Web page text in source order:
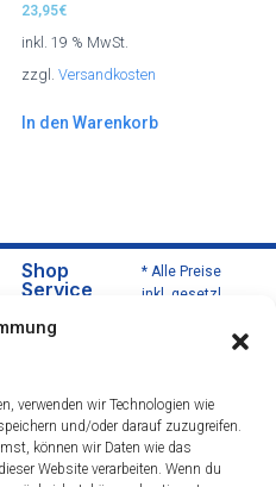
verwenden wir Technologien wie
und/oder darauf zuzugreifen.
können wir Daten wie das
Website verarbeiten. Wenn du
23,95€
inkl. 19 % MwSt.
zzgl. Versandkosten
In den Warenkorb
Shop
Service
ngsbe
dingu
ngen
* Alle Preise
inkl. gesetzl.
Nachnahmeg
ebühren,
wenn nicht
anders